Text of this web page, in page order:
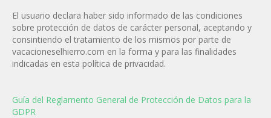
El usuario declara haber sido informado de las condiciones
sobre protección de datos de carácter personal, aceptando y
consintiendo el tratamiento de los mismos por parte de
vacacioneselhierro.com en la forma y para las finalidades
indicadas en esta política de privacidad.
Guía del Reglamento General de Protección de Datos para la
GDPR